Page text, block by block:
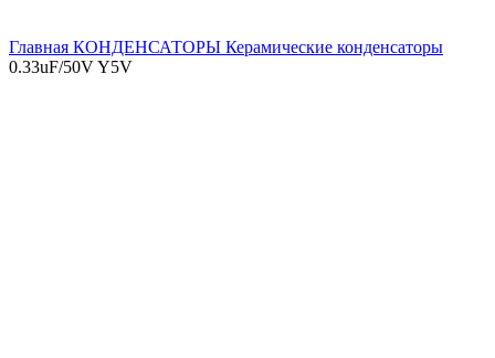
Главная КОНДЕНСАТОРЫ Керамические конденсаторы
0.33uF/50V Y5V